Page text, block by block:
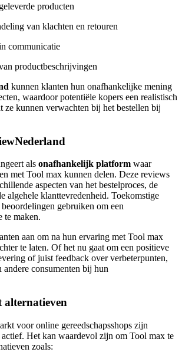
producten
van klachten en retouren
communicatie
productbeschrijvingen
kunnen klanten hun onafhankelijke mening
waardoor potentiële kopers een realistisch
ze kunnen verwachten bij het bestellen bij
als onafhankelijk platform waar
met Tool max kunnen delen. Deze reviews
aspecten van het bestelproces, de
algehele klanttevredenheid. Toekomstige
gebruiken om een
te maken.
aan om na hun ervaring met Tool max
te laten. Of het nu gaat om een positieve
of juist feedback over verbeterpunten,
andere consumenten bij hun
alternatieven
voor online gereedschapsshops zijn
actief. Het kan waardevol zijn om Tool max te
zoals: